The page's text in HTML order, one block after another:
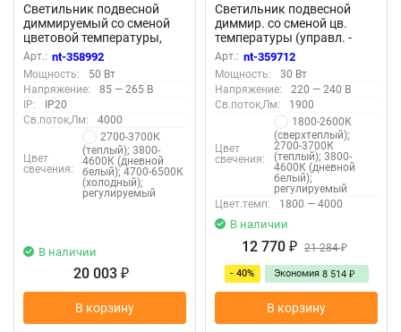
Светильник подвесной
диммируемый со сменой
цветовой температуры,
пульт ДУ (2.4G) в
комплекте «Novotech»
358992, серия: ITER - -
Арт.: nt-358992
Мощность:
50 Вт
Напряжение:
85 — 265 В
IP:
IP20
Св.поток,Лм:
4000
Цвет
свечения:
2700-3700К
(теплый); 3800-
4600К (дневной
белый); 4700-6500К
(холодный);
регулируемый
В наличии
20 003 ₽
В корзину
Светильник подвесной
диммир. со сменой цв.
температуры (управл. -
пульт ДУ или прилож.
Smart Life) «Novotech»
359712, серия: MONILE
(крепление на планке) -
Приложение Smart Life
Арт.: nt-359712
Мощность:
30 Вт
Напряжение:
220 — 240 В
Св.поток,Лм:
1900
Цвет
свечения:
1800-2600К
(сверхтеплый);
2700-3700К
(теплый); 3800-
4600К (дневной
белый);
регулируемый
Цвет.темп:
1800 — 4000
В наличии
12 770 ₽ 21 284₽
- 40% Экономия 8 514 ₽
В корзину